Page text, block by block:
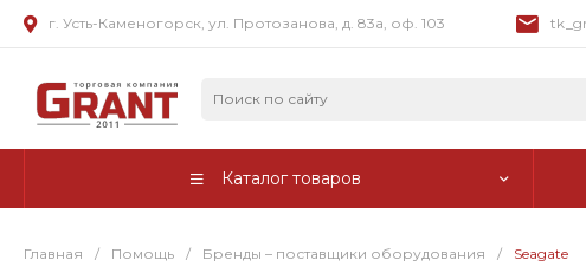
г. Усть-Каменогорск, ул. Протозанова, д. 83а, оф. 103
Каталог товаров
Главная / Помощь / Бренды – поставщики оборудования / Seagate